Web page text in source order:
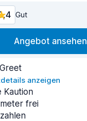
Gut
Angebot ansehen
anzeigen
Kaution
frei